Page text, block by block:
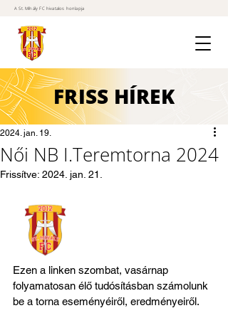
A St. Mihály FC hivatalos honlapja
FRISS HÍREK
Női NB I.Teremtorna 2024
2024. jan. 19.
Frissítve: 2024. jan. 21.
Ezen a linken szombat, vasárnap
folyamatosan élő tudósításban számolunk
be a torna eseményéiről, eredményeiről.